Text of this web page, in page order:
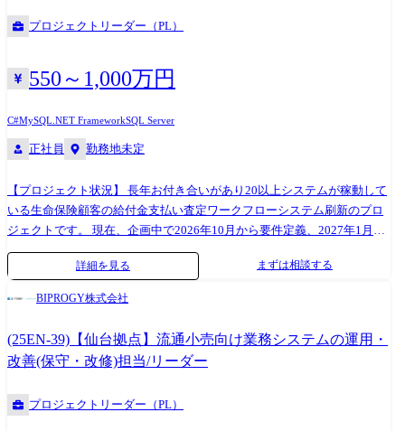
す。 ※リリース済みのソリューションとしては、「信託業務管理システ
づいた環境の中で、大規模プロジェクトに携わることで、エンジニアと
してのスキルやマネジメント力を身につけていただくことができます。
ございます。 変更の範囲:当面の間は本職務に従事いただく予定です。
適性により当社業務全般に変更の可能性があります。
プロジェクトリーダー（PL）
550～1,000万円
C#MySQL .NET FrameworkSQL Server
正社員 勤務地未定
【プロジェクト状況】 長年お付き合いがあり20以上システムが稼動して
いる生命保険顧客の給付金支払い査定ワークフローシステム刷新のプロ
ジェクトです。 現在、企画中で2026年10月から要件定義、2027年1月開
発着手、2028年5月リリース予定です。 業務フローを見直し、AIやRPA
など新しい技術も取り入れた業務効率化を図ります。 【ご入社後の想定
業務】 業務チームのリーダーまたはサブリーダーとして以下の業務を想
る業務面での要求をヒアリングし、システム要件を取り纏めて、最終的
に要件定義書を作成または作成を推進します。 ●設計～開発～テスト工
程における、業務アプリケーション構築のリーダまたは推進役。 チーム
を通じて開発を推進いただきます。 プロジェクトの状況やご経験に応じ
詳細を見る まずは相談する
BIPROGY株式会社
(25EN-39)【仙台拠点】流通小売向け業務システムの運用・
改善(保守・改修)担当/リーダー
プロジェクトリーダー（PL）